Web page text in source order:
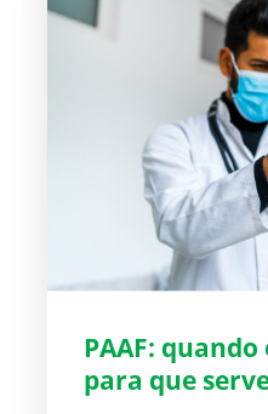
PAAF:
para que